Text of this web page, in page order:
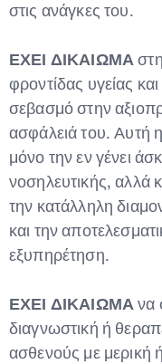
στις ανάγκες του.
ΕΧΕΙ ΔΙΚΑΙΩΜΑ
φροντίδας υγείας
σεβασμό στην
ασφάλειά του. Αυτή
μόνο την εν γένει
νοσηλευτικής, αλλά
την κατάλληλη
και την
εξυπηρέτηση.
ΕΧΕΙ ΔΙΚΑΙΩΜΑνα
διαγνωστική ή
ασθενούς με μερική